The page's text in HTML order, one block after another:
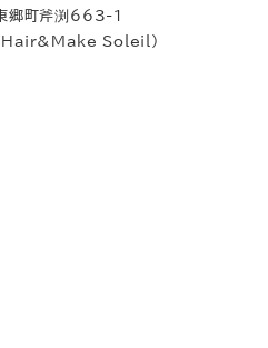
郷町斧渕663-1
Soleil）